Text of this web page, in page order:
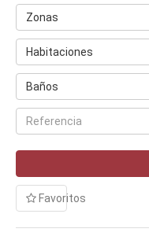
Zonas
Habitaciones
Baños
Favoritos